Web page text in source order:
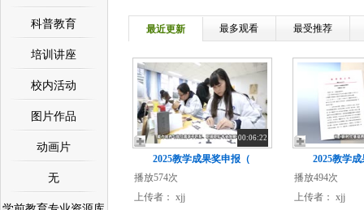
科普教育
培训讲座
校内活动
图片作品
动画片
无
最近更新 最多观看 最受推荐
00:06:22
2025教学成果奖申报（
播放574次
上传者： xjj
2025教学
播放494次
上传者： xjj